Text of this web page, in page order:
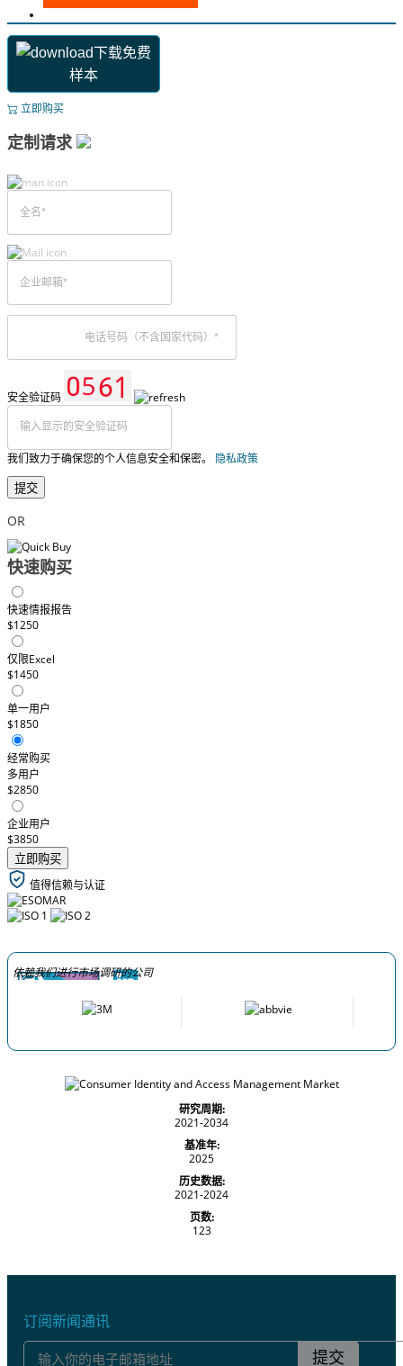
下载免费
样本
立即购买
定制请求
安全验证码
我们致力于确保您的个人信息安全和保密。 隐私政策
提交
OR
快速购买
快速情报报告
$1250
仅限Excel
$1450
单一用户
$1850
经常购买
多用户
$2850
企业用户
$3850
立即购买
值得信赖与认证
依赖我们进行市场调研的公司
研究周期:
2021-2034
基准年:
2025
历史数据:
2021-2024
页数:
123
订阅新闻通讯
提交